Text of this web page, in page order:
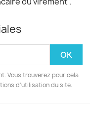
Vous trouverez pour cela
d'utilisation du site.